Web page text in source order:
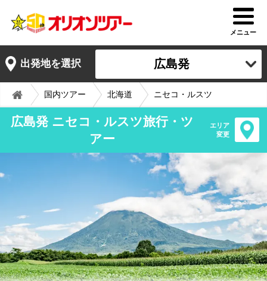
メニュー
出発地を選択 広島発
国内ツアー 北海道 ニセコ・ルスツ
広島発 ニセコ・ルスツ旅行・ツ
アー
エリア
変更